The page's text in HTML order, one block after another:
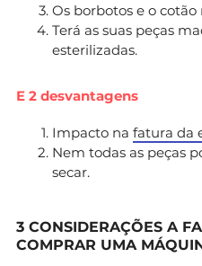
Os borbotos e o
Terá as suas peças
esterilizadas.
E 2 desvantagens
Impacto na fatura da
Nem todas as peças
secar.
3 CONSIDERAÇÕES A
COMPRAR UMA